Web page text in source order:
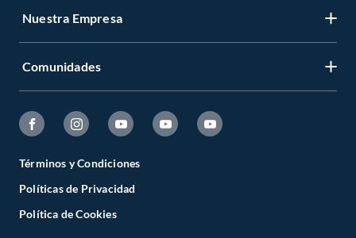
Nuestra Empresa
Comunidades
Términos y Condiciones
Políticas de Privacidad
Política de Cookies